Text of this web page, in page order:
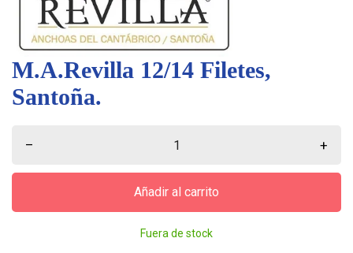
M.A.Revilla 12/14 Filetes,
Santoña.
– +
Añadir al carrito
Fuera de stock